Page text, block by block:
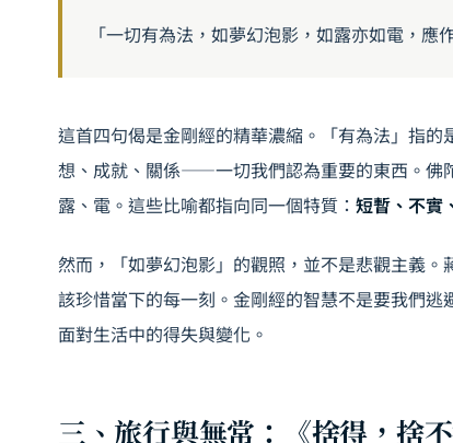
「一切有為法，如夢幻泡影，如露亦如電，應
這首四句偈是金剛經的精華濃縮。「有為法」指
想、成就、關係——一切我們認為重要的東西。佛
露、電。這些比喻都指向同一個特質： 短暫、不實
然而，「如夢幻泡影」的觀照，並不是悲觀主義
該珍惜當下的每一刻。金剛經的智慧不是要我們
面對生活中的得失與變化。
三、旅行與無常：《捨得，捨